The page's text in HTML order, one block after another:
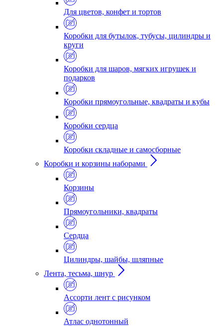
Для цветов, конфет и тортов
Коробки для бутылок, тубусы, цилиндры и
круги
Коробки для шаров, мягких игрушек и
подарков
Коробки прямоугольные, квадраты и кубы
Коробки сердца
Коробки складные и самосборные
Коробки и корзины наборами
Корзины
Прямоугольники, квадраты
Сердца
Цилиндры, шайбы, шляпные
Лента, тесьма, шнур
Ассорти лент с рисунком
Атлас однотонный